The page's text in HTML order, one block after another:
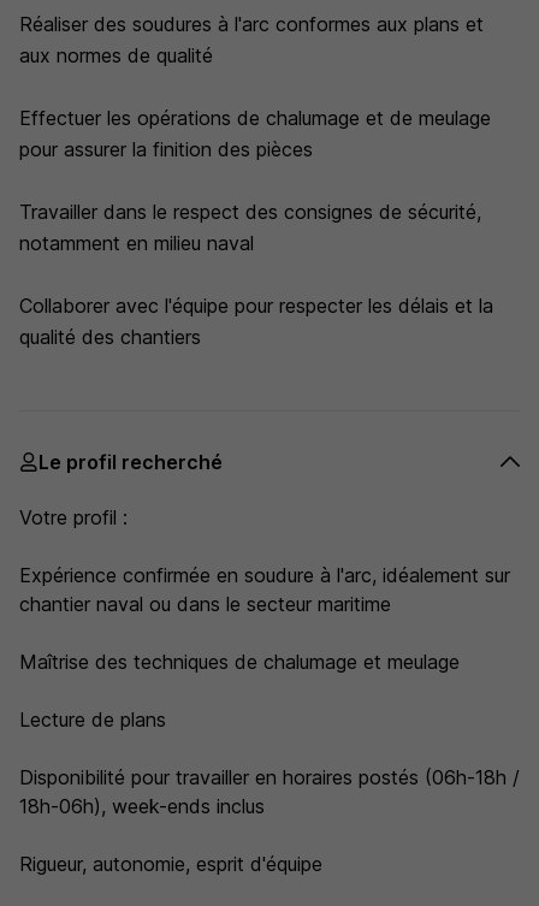
Réaliser des soudures à l'arc conformes aux plans et
aux normes de qualité
Effectuer les opérations de chalumage et de meulage
pour assurer la finition des pièces
Travailler dans le respect des consignes de sécurité,
notamment en milieu naval
Collaborer avec l'équipe pour respecter les délais et la
qualité des chantiers
Le profil recherché
Votre profil :
Expérience confirmée en soudure à l'arc, idéalement sur
chantier naval ou dans le secteur maritime
Maîtrise des techniques de chalumage et meulage
Lecture de plans
Disponibilité pour travailler en horaires postés (06h-18h /
18h-06h), week-ends inclus
Rigueur, autonomie, esprit d'équipe